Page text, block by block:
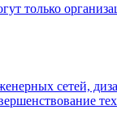
только
сетей,